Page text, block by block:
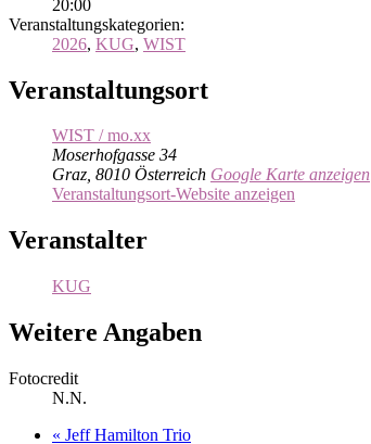
20:00
Veranstaltungskategorien:
2026, KUG, WIST
Veranstaltungsort
WIST / mo.xx
Moserhofgasse 34
Graz, 8010 Österreich Google Karte anzeigen
Veranstaltungsort-Website anzeigen
Veranstalter
KUG
Weitere Angaben
Fotocredit
N.N.
« Jeff Hamilton Trio